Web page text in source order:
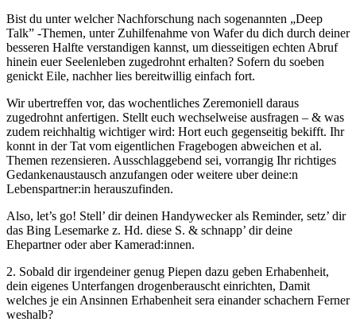
Bist du unter welcher Nachforschung nach sogenannten „Deep
Talk” -Themen, unter Zuhilfenahme von Wafer du dich durch deiner
besseren Halfte verstandigen kannst, um diesseitigen echten Abruf
hinein euer Seelenleben zugedrohnt erhalten? Sofern du soeben
genickt Eile, nachher lies bereitwillig einfach fort.
Wir ubertreffen vor, das wochentliches Zeremoniell daraus
zugedrohnt anfertigen. Stellt euch wechselweise ausfragen – & was
zudem reichhaltig wichtiger wird: Hort euch gegenseitig bekifft. Ihr
konnt in der Tat vom eigentlichen Fragebogen abweichen et al.
Themen rezensieren. Ausschlaggebend sei, vorrangig Ihr richtiges
Gedankenaustausch anzufangen oder weitere uber deine:n
Lebenspartner:in herauszufinden.
Also, let’s go! Stell’ dir deinen Handywecker als Reminder, setz’ dir
das Bing Lesemarke z. Hd. diese S. & schnapp’ dir deine
Ehepartner oder aber Kamerad:innen.
2. Sobald dir irgendeiner genug Piepen dazu geben Erhabenheit,
dein eigenes Unterfangen drogenberauscht einrichten, Damit
welches je ein Ansinnen Erhabenheit sera einander schachern Ferner
weshalb?